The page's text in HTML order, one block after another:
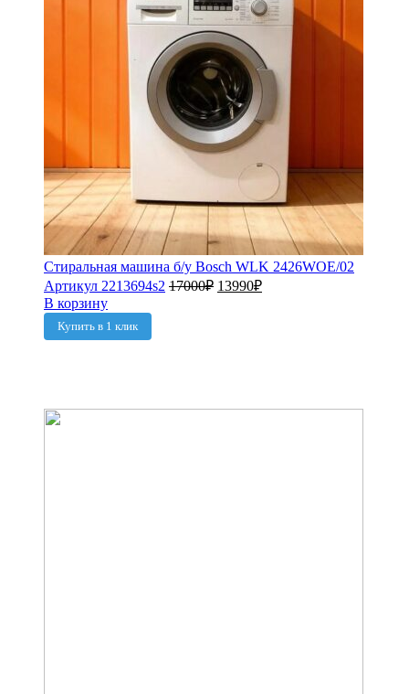
Стиральная машина б/у Bosch WLK 2426WOE/02
Артикул 2213694s2 17000₽ 13990₽
В корзину
Купить в 1 клик